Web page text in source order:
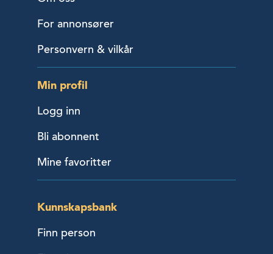
For annonsører
Personvern & vilkår
Min profil
Logg inn
Bli abonnent
Mine favoritter
Kunnskapsbank
Finn person